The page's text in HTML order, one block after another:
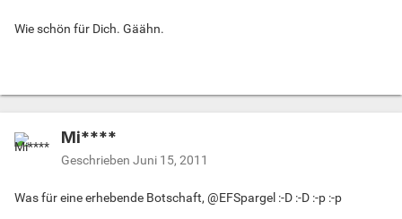
Wie schön für Dich. Gäähn.
Mi****
Geschrieben Juni 15, 2011
Was für eine erhebende Botschaft, @EFSpargel :-D :-D :-p :-p